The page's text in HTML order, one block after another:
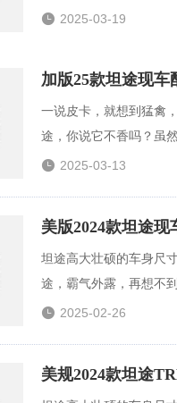
 2025-03-19
加版25款坦途现车
一说皮卡，就想到猛禽
途，你说它不香吗？虽然
 2025-03-13
美版2024款坦途现
坦途高大壮硕的车身尺
途，霸气外露，再想不到
 2025-02-26
美规2024款坦途